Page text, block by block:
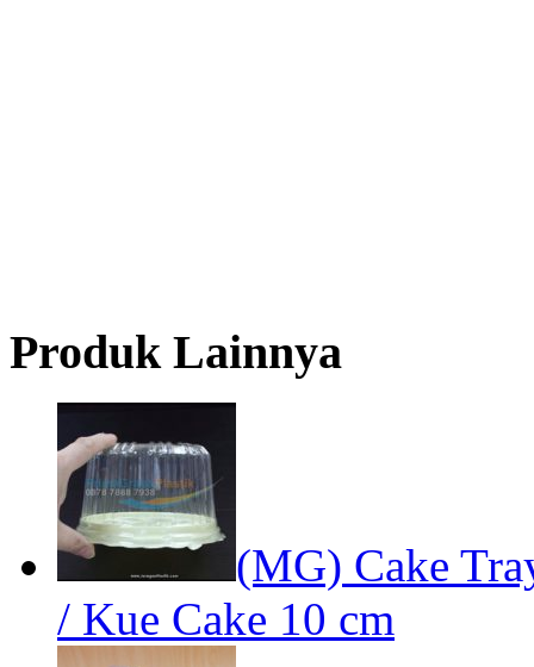
Produk Lainnya
(MG) Cake
/ Kue Cake 10 cm